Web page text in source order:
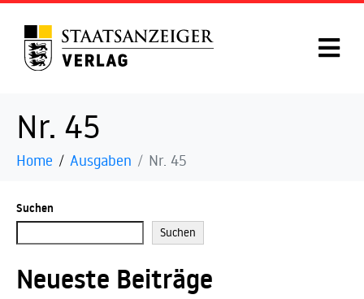
Nr. 45
Home Ausgaben Nr. 45
Suchen
Suchen
Neueste Beiträge